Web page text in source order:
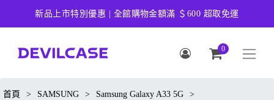
新品上市特別優惠 | 全館購物金額滿 ＄600 超取免運
0
首頁 > SAMSUNG > Samsung Galaxy A33 5G >